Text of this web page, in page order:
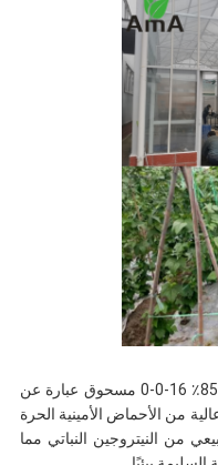
سماد عضوي قائم على الأحماض الأمينية 85٪ 16-0-0 مسحوق عبارة عن
من الأحماض الأمينية الحرة
من النيتروجين النباتي مما